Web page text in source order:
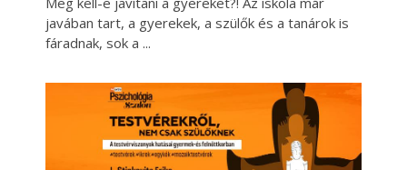
javában tart, a gyerekek, a szülők és a tanárok is
fáradnak, sok a